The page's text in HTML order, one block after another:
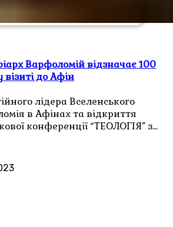
Варфоломій відзначає 100
візиті до Афін
лідера Вселенського
в Афінах та відкриття
конференції “ТЕОЛОГІЯ” з…